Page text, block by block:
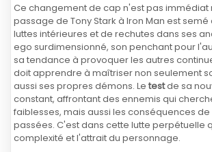
Ce changement de cap n'est pas immédiat
passage de Tony Stark à Iron Man est
luttes intérieures et de rechutes dans ses
ego surdimensionné, son penchant pour
sa tendance à provoquer les autres
doit apprendre à maîtriser non seulement
aussi ses propres démons. Le testde sa
constant, affrontant des ennemis qui
faiblesses, mais aussi les conséquences
passées. C'est dans cette lutte perpétuelle
complexité et l'attrait du personnage.